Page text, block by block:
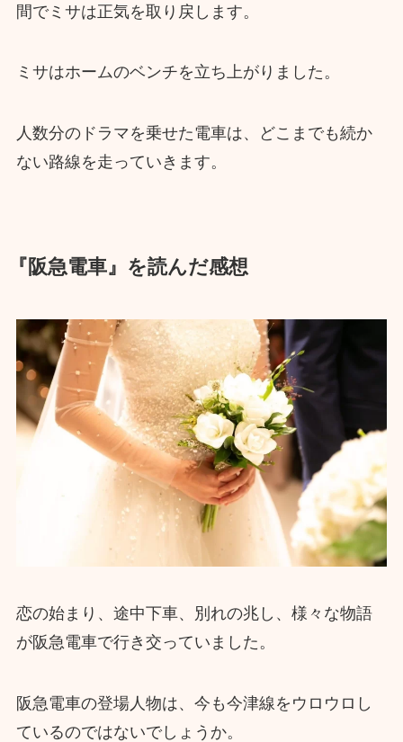
間でミサは正気を取り戻します。
ミサはホームのベンチを立ち上がりました。
人数分のドラマを乗せた電車は、どこまでも続か
ない路線を走っていきます。
『阪急電車』を読んだ感想
恋の始まり、途中下車、別れの兆し、様々な物語
が阪急電車で行き交っていました。
阪急電車の登場人物は、今も今津線をウロウロし
ているのではないでしょうか。